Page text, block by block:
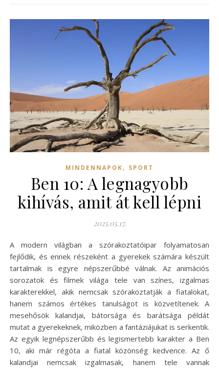
MINDENNAPOK, SPORT
Ben 10: A legnagyobb
kihívás, amit át kell lépni
2025.05.17.
A modern világban a szórakoztatóipar folyamatosan
fejlődik, és ennek részeként a gyerekek számára készült
tartalmak is egyre népszerűbbé válnak. Az animációs
sorozatok és filmek világa tele van színes, izgalmas
karakterekkel, akik nemcsak szórakoztatják a fiatalokat,
hanem számos értékes tanulságot is közvetítenek. A
mesehősök kalandjai, bátorsága és barátsága példát
mutat a gyerekeknek, miközben a fantáziájukat is serkentik.
Az egyik legnépszerűbb és legismertebb karakter a Ben
10, aki már régóta a fiatal közönség kedvence. Az ő
kalandjai nemcsak izgalmasak, hanem tele vannak